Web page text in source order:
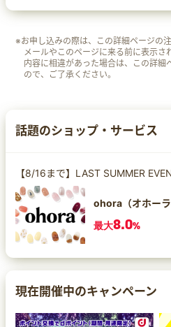
※お申し込みの際は、この詳細ページの
メールやこのページに来る前に表示さ
内容に相違があった場合は、この詳細
ので、ご了承ください。
話題のショップ・サービス
【8/16まで】LAST SUMMER
ohora（オホーラ
最大8.0%
現在開催中のキャンペーン